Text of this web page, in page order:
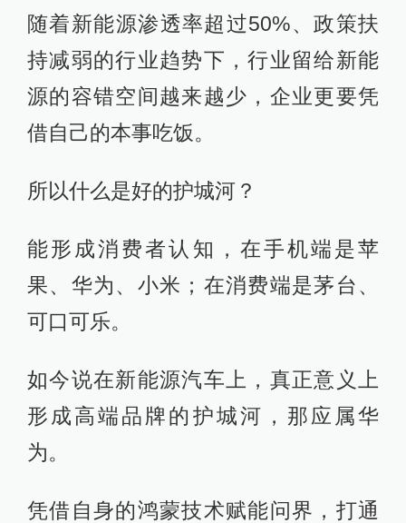
随着新能源渗透率超过50%、政策扶
持减弱的行业趋势下，行业留给新能
源的容错空间越来越少，企业更要凭
借自己的本事吃饭。
所以什么是好的护城河？
能形成消费者认知，在手机端是苹
果、华为、小米；在消费端是茅台、
可口可乐。
如今说在新能源汽车上，真正意义上
形成高端品牌的护城河，那应属华
为。
凭借自身的鸿蒙技术赋能问界，打通